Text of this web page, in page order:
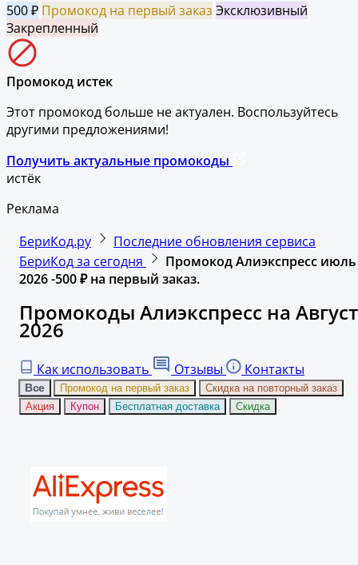
500 ₽ Промокод на первый заказ Эксклюзивный
Закрепленный
Промокод истек
Этот промокод больше не актуален. Воспользуйтесь
другими предложениями!
Получить актуальные промокоды
истёк
Реклама
БериКод.ру
Последние обновления сервиса
БериКод за сегодня
Промокод Алиэкспресс июль
2026 -500 ₽ на первый заказ.
Промокоды Алиэкспресс на Август
2026
Как использовать Отзывы Контакты
Все Промокод на первый заказ
Скидка на повторный заказ
Акция
Купон Бесплатная доставка Скидка